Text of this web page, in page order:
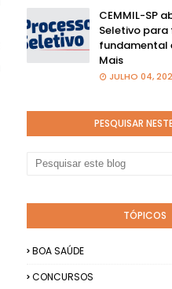
CEMMIL-SP
Seletivo para
fundamental
Mais
JULHO 04,
PESQUISAR
TÓPICOS
BOA SAÚDE
CONCURSOS